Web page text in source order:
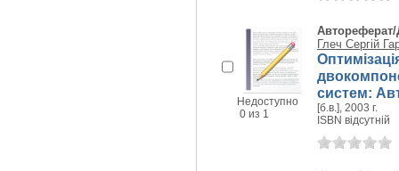
Недоступно
0 из 1
Автореферат/
Глеч Сергій
систем:
[б.в.], 2003 г.
ISBN відсутній